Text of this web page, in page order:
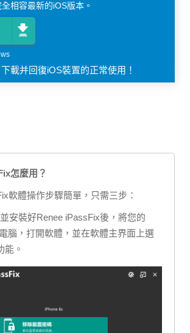
全相容最新的iOS版本。
載并回復iOS裝置的正常使用！
怎麼用？
軟體操作步驟簡單，只需三步：
並安裝好Renee iPassFix後，將您的
腦，打開軟體，並在軟體主界面上選
能。